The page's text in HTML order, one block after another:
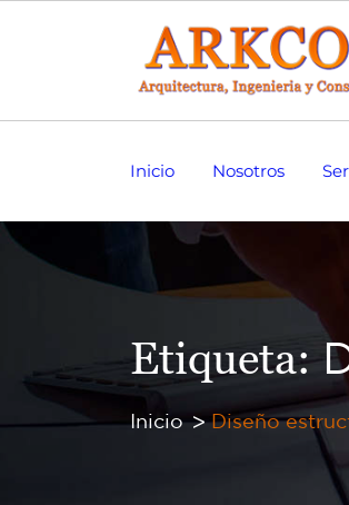
Inicio Nosotros
Etiqueta:
Inicio Diseño